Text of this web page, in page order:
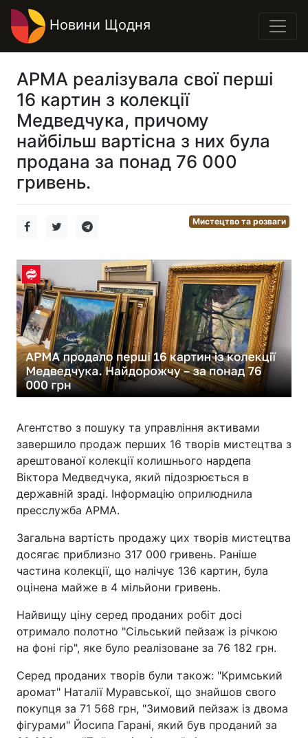
Новини Щодня
АРМА реалізувала свої перші
16 картин з колекції
Медведчука, причому
найбільш вартісна з них була
продана за понад 76 000
гривень.
Мистецтво та розваги
Агентство з пошуку та управління активами
завершило продаж перших 16 творів мистецтва з
арештованої колекції колишнього нардепа
Віктора Медведчука, який підозрюється в
державній зраді. Інформацію оприлюднила
пресслужба АРМА.
Загальна вартість продажу цих творів мистецтва
досягає приблизно 317 000 гривень. Раніше
частина колекції, що налічує 136 картин, була
оцінена майже в 4 мільйони гривень.
Найвищу ціну серед проданих робіт досі
отримало полотно "Сільський пейзаж із річкою
на фоні гір", яке було реалізоване за 76 182 грн.
Серед проданих творів були також: "Кримський
аромат" Наталії Муравської, що знайшов свого
покупця за 71 568 грн, "Зимовий пейзаж із двома
фігурами" Йосипа Гарані, який був проданий за